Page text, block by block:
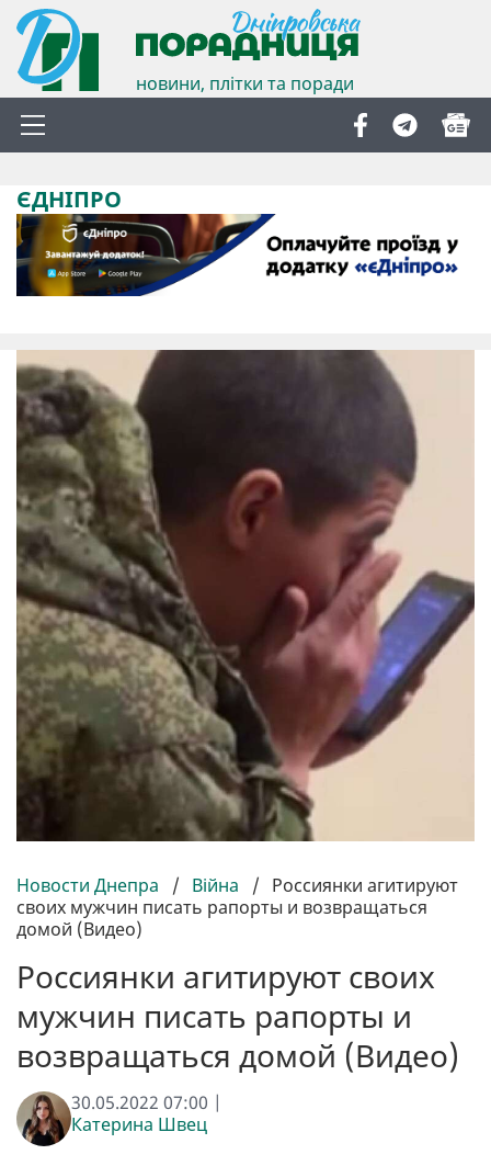
новини, плітки та поради
ЄДНІПРО
Новости Днепра / Війна / Россиянки агитируют
своих мужчин писать рапорты и возвращаться
домой (Видео)
Россиянки агитируют своих
мужчин писать рапорты и
возвращаться домой (Видео)
30.05.2022 07:00 |
Катерина Швец